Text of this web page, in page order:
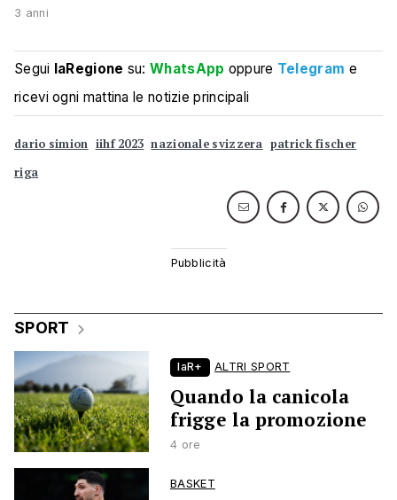
3 anni
Segui laRegione su:WhatsApp oppure Telegram e
ricevi ogni mattina le notizie principali
dario simion iihf 2023 nazionale svizzera patrick fischer
riga
SPORT
laR+ ALTRI SPORT
Quando la canicola
frigge la promozione
4 ore
BASKET